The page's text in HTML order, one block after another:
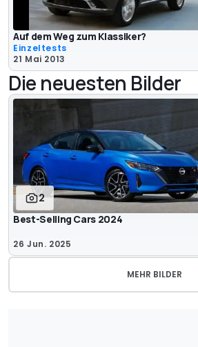
Auf dem Weg zum Klassiker?
Einzeltests
21 Mai 2013
Die neuesten Bilder
2
Best-Selling Cars 2024
26 Jun. 2025
MEHR BILDER